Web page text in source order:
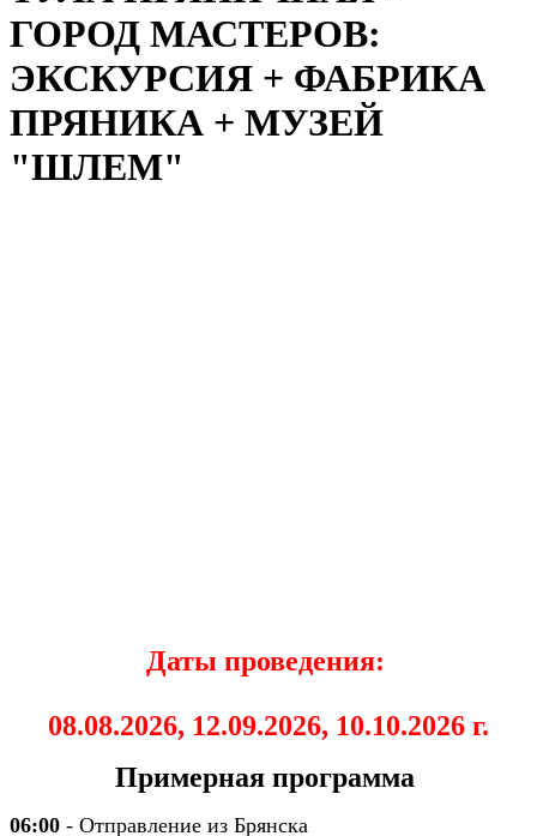
ГОРОД МАСТЕРОВ:
ЭКСКУРСИЯ + ФАБРИКА
ПРЯНИКА + МУЗЕЙ
"ШЛЕМ"
Даты проведения:
08.08.2026, 12.09.2026, 10.10.2026 г.
Примерная программа
06:00 - Отправление из Брянска